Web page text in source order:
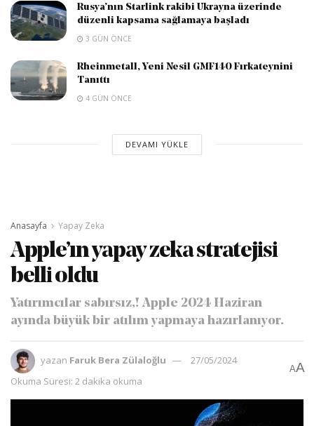
Rusya’nın Starlink rakibi Ukrayna üzerinde
düzenli kapsama sağlamaya başladı
3 GÜN ÖNCE
Rheinmetall, Yeni Nesil GMF140 Fırkateynini
Tanıttı
4 GÜN ÖNCE
DEVAMI YÜKLE
Anasayfa Yapay Zeka
Apple’ın yapay zeka stratejisi
belli oldu
Yatırımcılar sabırsız,! Apple 2024 Haziran
ayında büyük bir atılım yapmaya hazırlanıyor.
yazan Faruk Bera Zülaloğlu
27/05/2024
Okuma Süresi: 2 dakika okuma
AA